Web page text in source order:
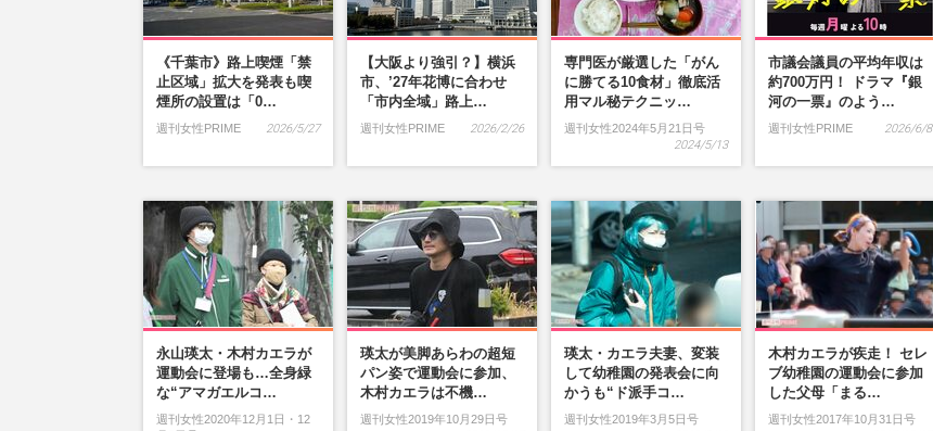
《千葉市》路上喫煙「禁
止区域」拡大を発表も喫
煙所の設置は「0…
週刊女性PRIME 2026/5/27
【大阪より強引？】横浜
市、’27年花博に合わせ
「市内全域」路上…
週刊女性PRIME 2026/2/26
専門医が厳選した「がん
に勝てる10食材」徹底活
用マル秘テクニッ…
週刊女性2024年5月21日号
2024/5/13
市議会議員の平均年収は
約700万円！ ドラマ『銀
河の一票』のよう…
週刊女性PRIME 2026/6/8
永山瑛太・木村カエラが
運動会に登場も…全身緑
な“アマガエルコ…
週刊女性2020年12月1日・12
瑛太が美脚あらわの超短
パン姿で運動会に参加、
木村カエラは不機…
週刊女性2019年10月29日号
瑛太・カエラ夫妻、変装
して幼稚園の発表会に向
かうも“ド派手コ…
週刊女性2019年3月5日号
木村カエラが疾走！ セレ
ブ幼稚園の運動会に参加
した父母「まる…
週刊女性2017年10月31日号